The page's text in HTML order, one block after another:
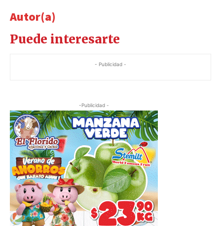
Autor(a)
Puede interesarte
- Publicidad -
-Publicidad -